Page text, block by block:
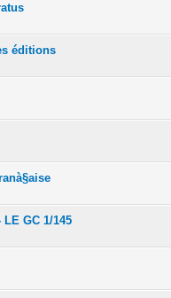
éditions
LE GC 1/145